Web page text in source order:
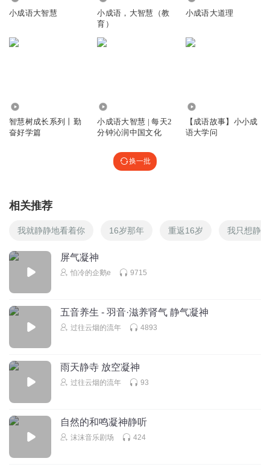
小成语大智慧
小成语，大智慧（教
育）
小成语大道理
智慧树成长系列丨勤
奋好学篇
小成语大智慧 | 每天2
分钟沁润中国文化
【成语故事】小小成
语大学问
换一批
相关推荐
我就静静地看着你 16岁那年 重返16岁 我只想静静
屏气凝神
怕冷的企鹅e 9715
五音养生 - 羽音·滋养肾气 静气凝神
过往云烟的流年 4893
雨天静寺 放空凝神
过往云烟的流年 93
自然的和鸣凝神静听
沫沫音乐剧场 424